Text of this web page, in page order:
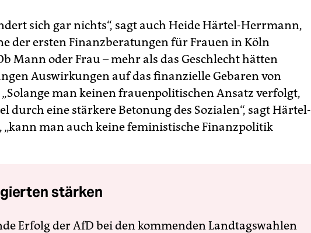
sich gar nichts“, sagt auch Heide Härtel-Herrmann,
der ersten Finanzberatungen für Frauen in Köln
Mann oder Frau – mehr als das Geschlecht hätten
Auswirkungen auf das finanzielle Gebaren von
man keinen frauenpolitischen Ansatz verfolgt,
durch eine stärkere Betonung des Sozialen“, sagt Härtel-
man auch keine feministische Finanzpolitik
stärken
Erfolg der AfD bei den kommenden Landtagswahlen